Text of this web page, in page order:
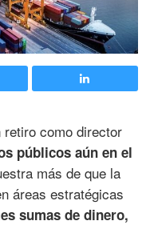
retiro como director
públicos aún en el
más de que la
áreas estratégicas
sumas de dinero,